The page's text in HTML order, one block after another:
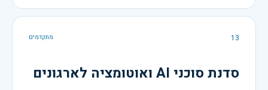
13 מתקדמים
סדנת סוכני AI ואוטומציה לארגונים